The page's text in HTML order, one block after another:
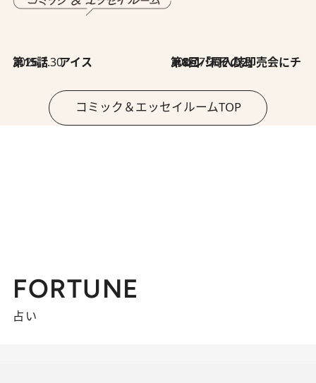
2026.7.30
第15話 アイス 2026.7.30
第8回「同人誌即売会にチャレンジ その2」
コミック＆エッセイルームTOP
FORTUNE
占い